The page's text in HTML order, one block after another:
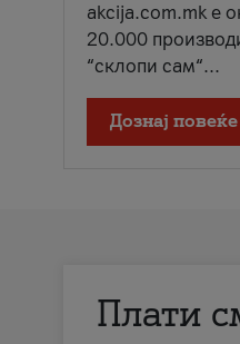
akcija.com.mk е
20.000
“склопи сам“...
Дознај повеќе
Плати